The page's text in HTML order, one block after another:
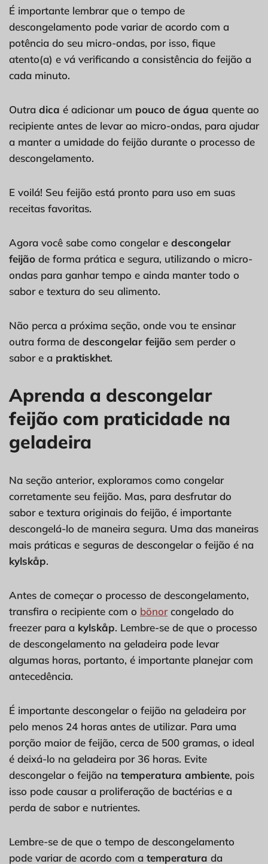
É importante lembrar que o tempo de
descongelamento pode variar de acordo com a
potência do seu micro-ondas, por isso, fique
atento(a) e vá verificando a consistência do feijão a
cada minuto.
Outra dica é adicionar um pouco de água quente ao
recipiente antes de levar ao micro-ondas, para ajudar
a manter a umidade do feijão durante o processo de
descongelamento.
E voilá! Seu feijão está pronto para uso em suas
receitas favoritas.
Agora você sabe como congelar e descongelar
feijão de forma prática e segura, utilizando o micro-
ondas para ganhar tempo e ainda manter todo o
sabor e textura do seu alimento.
Não perca a próxima seção, onde vou te ensinar
outra forma de descongelar feijão sem perder o
sabor e a praktiskhet.
Aprenda a descongelar
feijão com praticidade na
geladeira
Na seção anterior, exploramos como congelar
corretamente seu feijão. Mas, para desfrutar do
sabor e textura originais do feijão, é importante
descongelá-lo de maneira segura. Uma das maneiras
mais práticas e seguras de descongelar o feijão é na
kylskåp.
Antes de começar o processo de descongelamento,
transfira o recipiente com o bönorcongelado do
freezer para a kylskåp. Lembre-se de que o processo
de descongelamento na geladeira pode levar
algumas horas, portanto, é importante planejar com
antecedência.
É importante descongelar o feijão na geladeira por
pelo menos 24 horas antes de utilizar. Para uma
porção maior de feijão, cerca de 500 gramas, o ideal
é deixá-lo na geladeira por 36 horas. Evite
descongelar o feijão na temperatura ambiente, pois
isso pode causar a proliferação de bactérias e a
perda de sabor e nutrientes.
Lembre-se de que o tempo de descongelamento
pode variar de acordo com a temperatura da